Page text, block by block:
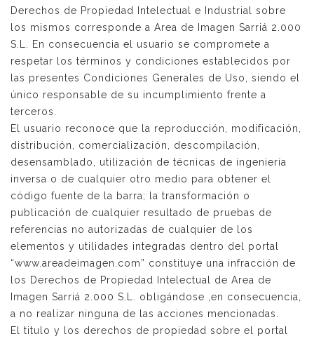
Derechos de Propiedad Intelectual e Industrial sobre
los mismos corresponde a Area de Imagen Sarriá 2.000
S.L. En consecuencia el usuario se compromete a
respetar los términos y condiciones establecidos por
las presentes Condiciones Generales de Uso, siendo el
único responsable de su incumplimiento frente a
terceros.
El usuario reconoce que la reproducción, modificación,
distribución, comercialización, descompilación,
desensamblado, utilización de técnicas de ingeniería
inversa o de cualquier otro medio para obtener el
código fuente de la barra; la transformación o
publicación de cualquier resultado de pruebas de
referencias no autorizadas de cualquier de los
elementos y utilidades integradas dentro del portal
“www.areadeimagen.com” constituye una infracción de
los Derechos de Propiedad Intelectual de Area de
Imagen Sarriá 2.000 S.L. obligándose ,en consecuencia,
a no realizar ninguna de las acciones mencionadas.
El titulo y los derechos de propiedad sobre el portal